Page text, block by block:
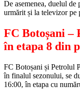
De asemenea, duelul
urmărit și la televizor pe
FC Botoșani –
în etapa 8 din
FC Botoșani și Petrolul
în finalul sezonului, se
16:00, în etapa cu